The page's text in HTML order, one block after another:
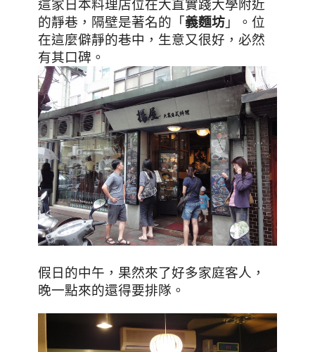
這家日本料理店位在大直實踐大學附近
的靜巷 ，隔壁是著名的「義麵坊 」。位
在這麼僻靜的巷中，生意又很好，必然
有其口碑。
假日的中午，果然來了好多家庭客人，
晚一點來的還得要排隊。